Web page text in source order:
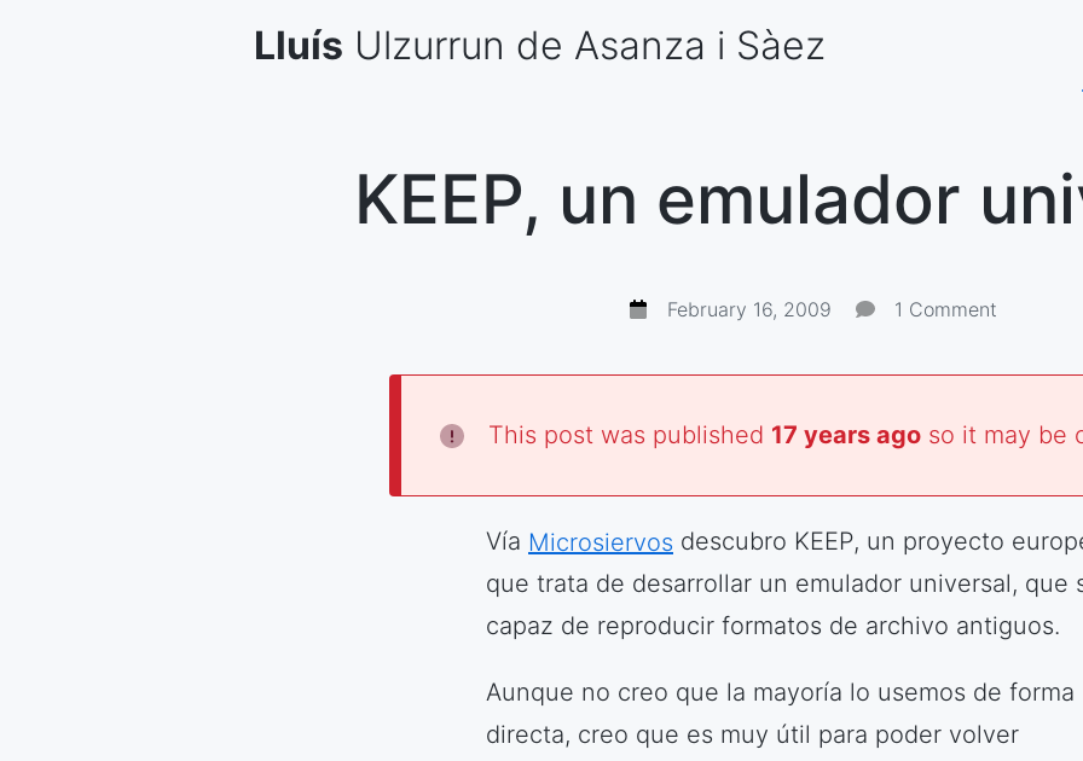
Lluís Ulzurrun de Asanza i Sàez
KEEP, un emulador
February 16, 2009 1 Comment
This post was published 17 years ago so it may be
Vía Microsiervos descubro KEEP, un proyecto
que trata de desarrollar un emulador universal, que
capaz de reproducir formatos de archivo antiguos.
Aunque no creo que la mayoría lo usemos de forma
directa, creo que es muy útil para poder volver